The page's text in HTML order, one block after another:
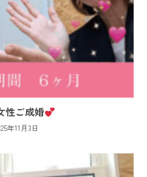
性ご成婚
年11月3日